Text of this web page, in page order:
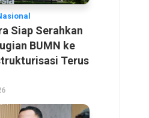
Siap Serahkan
BUMN ke
Terus